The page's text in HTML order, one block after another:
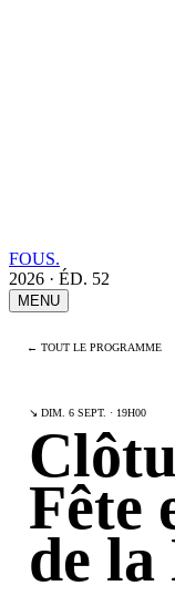
FOUS.
2026 · ÉD. 52
MENU
← TOUT LE PROGRAMME
↘ DIM. 6 SEPT. · 19H00
Fête
de la